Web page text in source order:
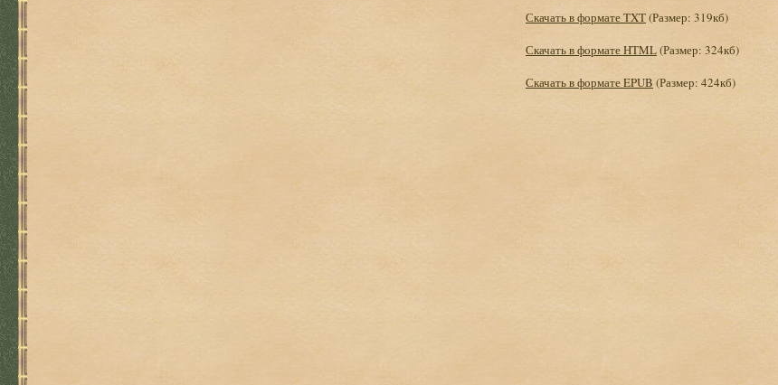
Скачать в формате TXT(Размер: 319кб)
Скачать в формате HTML(Размер: 324кб)
Скачать в формате EPUB (Размер: 424кб)